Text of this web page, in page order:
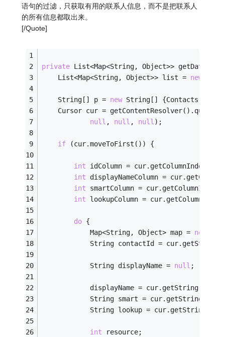
语句的过滤，只获取有用的联系人信息，而不是把联系人
的所有信息都取出来。
[/Quote]
private List<Map<String, Object>> getData() {
	List<Map<String, Object>> list =
new
	String[] p =
new String[]
Cursor cur =
null , null , null);
if (cur.moveToFirst()) {
int idColumn =
int displayNameColumn =
int smartColumn = cur.getColumnIndex(
int lookupColumn =
do {
			Map<String, Object> map =
new
String contactId =
			String displayName =
null ;
displayName =
String smart =
String lookup =
int resource;